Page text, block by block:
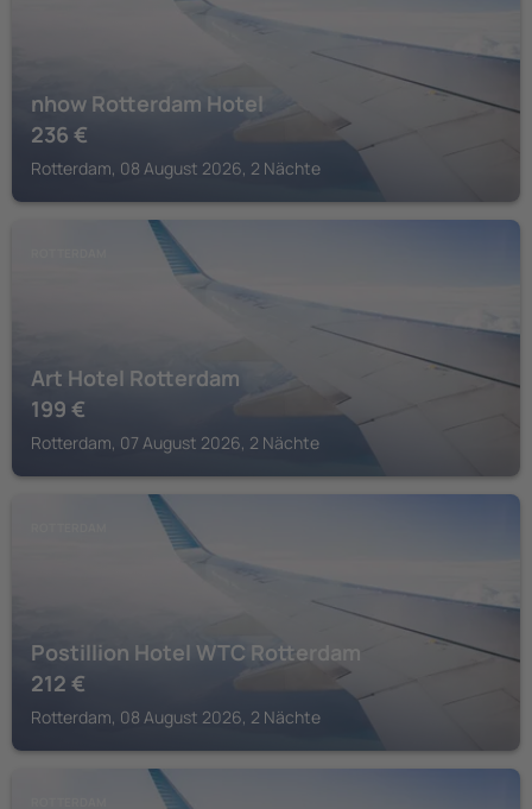
nhow Rotterdam Hotel
236 €
Rotterdam, 08 August 2026, 2 Nächte
Art Hotel Rotterdam
199 €
Rotterdam, 07 August 2026, 2 Nächte
Postillion Hotel WTC Rotterdam
212 €
Rotterdam, 08 August 2026, 2 Nächte